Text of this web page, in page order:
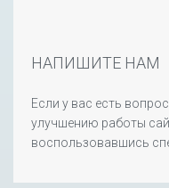
НАПИШИТЕ НАМ
Если у вас есть
улучшению работы
воспользовавшись